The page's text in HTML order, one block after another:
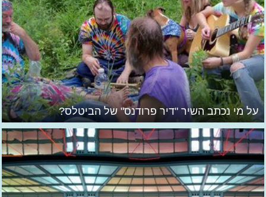
על מי נכתב השיר "דיר פרודנס" של הביטלס?